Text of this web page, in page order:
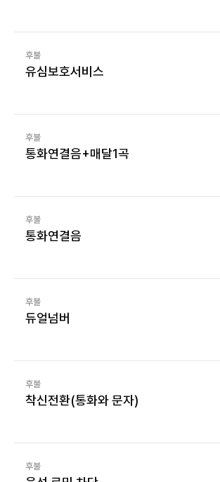
후불
유심보호서비스
후불
통화연결음+매달1곡
후불
통화연결음
후불
듀얼넘버
후불
착신전환(통화와 문자)
후불